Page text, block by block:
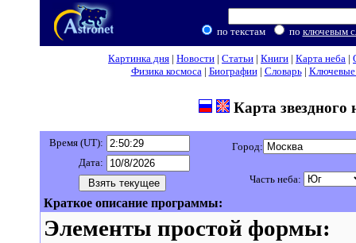
по текстам по ключевым
Картинка дня | Новости | Статьи | Книги | Карта неба |
Физика космоса| Биографии| Словарь| Ключевые
Карта звездного
Время (UT):
Дата:
Город:
Часть неба:
Краткое описание программы:
Элементы простой формы: